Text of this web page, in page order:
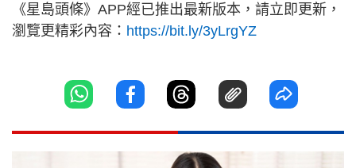
《星島頭條》APP經已推出最新版本，請立即更新，
瀏覽更精彩內容： https://bit.ly/3yLrgYZ